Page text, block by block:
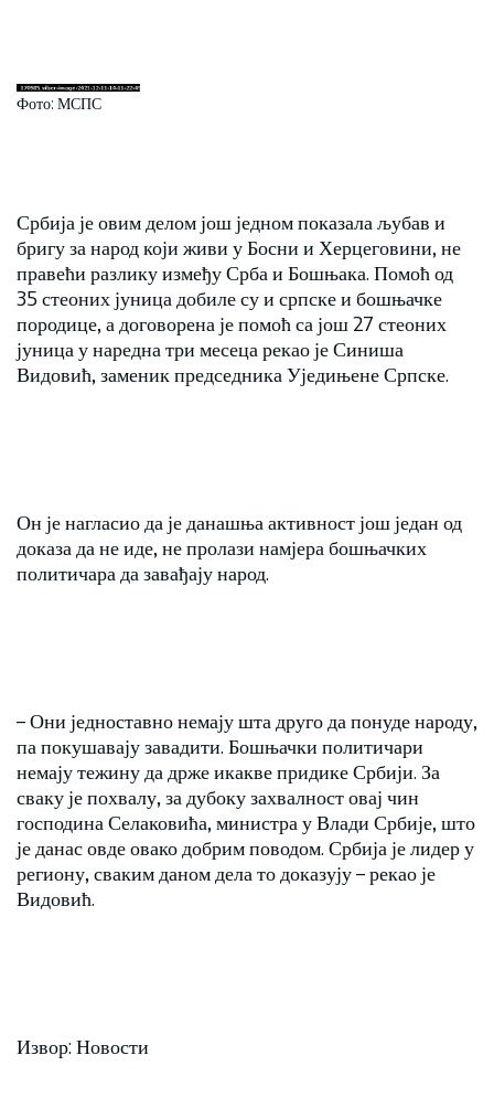
Фото: МСПС
Србија је овим делом још једном показала љубав и
бригу за народ који живи у Босни и Херцеговини, не
правећи разлику између Срба и Бошњака. Помоћ од
35 стеоних јуница добиле су и српске и бошњачке
породице, а договорена је помоћ са још 27 стеоних
јуница у наредна три месеца рекао је Синиша
Видовић, заменик председника Уједињене Српске.
Он је нагласио да је данашња активност још један од
доказа да не иде, не пролази намјера бошњачких
политичара да завађају народ.
– Они једноставно немају шта друго да понуде народу,
па покушавају завадити. Бошњачки политичари
немају тежину да држе икакве придике Србији. За
сваку је похвалу, за дубоку захвалност овај чин
господина Селаковића, министра у Влади Србије, што
је данас овде овако добрим поводом. Србија је лидер у
региону, сваким даном дела то доказују – рекао је
Видовић.
Извор: Новости